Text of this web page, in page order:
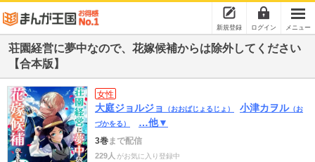
新規登録 ログイン メニュー
荘園経営に夢中なので、花嫁候補からは除外してください
【合本版】
女性
大庭ジョルジョ （おおばじょるじょ） 小津カヲル（お
づかをる）
…他▼
3巻まで配信
229人 がお気に入り登録中